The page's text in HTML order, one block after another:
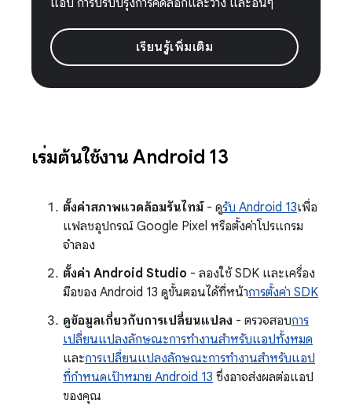
เรียนรู้เพิ่มเติม
เริ่มต้นใช้งาน Android 13
ตั้งค่าสภาพแวดล้อมรันไทม์- ดูรับ Android 13เพื่อ
แฟลชอุปกรณ์ Google Pixel หรือตั้งค่าโปรแกรม
จำลอง
ตั้งค่า Android Studio - ลองใช้ SDK และเครื่อง
มือของ Android 13 ดูขั้นตอนได้ที่หน้าการตั้งค่า SDK
ดูข้อมูลเกี่ยวกับการเปลี่ยนแปลง - ตรวจสอบการ
เปลี่ยนแปลงลักษณะการทํางานสําหรับแอปทั้งหมด
และการเปลี่ยนแปลงลักษณะการทํางานสําหรับแอป
ที่กําหนดเป้าหมาย Android 13 ซึ่งอาจส่งผลต่อแอป
ของคุณ